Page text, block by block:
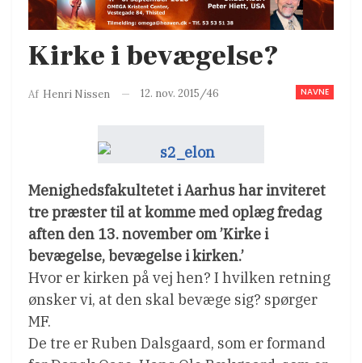
Kirke i bevægelse?
NAVNE
Af Henri Nissen 12. nov. 2015/46
Menighedsfakultetet i Aarhus har inviteret
tre præster til at komme med oplæg fredag
aften den 13. november om ’Kirke i
bevægelse, bevægelse i kirken.’
Hvor er kirken på vej hen? I hvilken retning
ønsker vi, at den skal bevæge sig? spørger
MF.
De tre er Ruben Dalsgaard, som er formand